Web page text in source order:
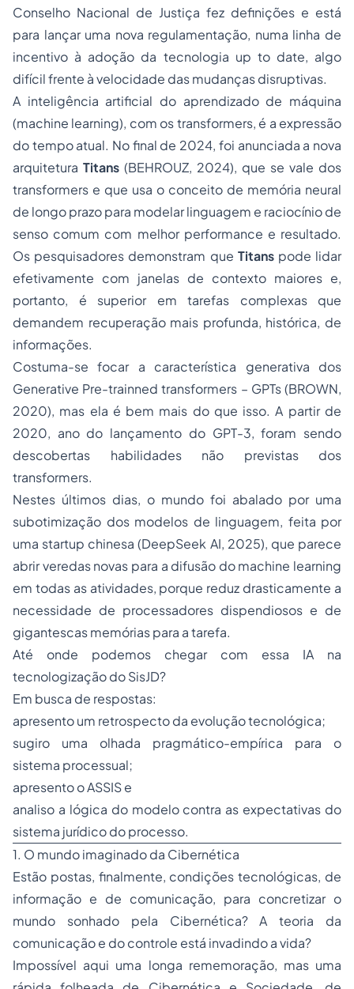
Conselho Nacional de Justiça fez definições e está
para lançar uma nova regulamentação, numa linha de
incentivo à adoção da tecnologia up to date, algo
difícil frente à velocidade das mudanças disruptivas.
A inteligência artificial do aprendizado de máquina
(machine learning), com ostransformers, é a expressão
do tempo atual. No final de 2024, foi anunciada a nova
arquitetura Titans (BEHROUZ, 2024), que se vale dos
transformers e que usa o conceito de memória neural
de longo prazo para modelar linguagem e raciocínio de
senso comum com melhor performance e resultado.
Os pesquisadores demonstram que Titanspode lidar
efetivamente com janelas de contexto maiores e,
portanto, é superior em tarefas complexas que
demandem recuperação mais profunda, histórica, de
informações.
Costuma-se focar a característica generativa dos
Generative Pre-trainned transformers – GPTs(BROWN,
2020), mas ela é bem mais do que isso. A partir de
2020, ano do lançamento do GPT-3, foram sendo
descobertas habilidades não previstas dos
transformers.
Nestes últimos dias, o mundo foi abalado por uma
subotimização dos modelos de linguagem, feita por
uma startup chinesa (DeepSeek AI, 2025), que parece
abrir veredas novas para a difusão domachine learning
em todas as atividades, porque reduz drasticamente a
necessidade de processadores dispendiosos e de
gigantescas memórias para a tarefa.
Até onde podemos chegar com essa IA na
tecnologizaçãodo SisJD?
Em busca de respostas:
apresento um retrospecto da evolução tecnológica;
sugiro uma olhada pragmático-empírica para o
sistema processual;
apresento o ASSIS e
analiso a lógica do modelo contra as expectativas do
sistema jurídico do processo.
1. O mundo imaginado da Cibernética
Estão postas, finalmente, condições tecnológicas, de
informação e de comunicação, para concretizar o
mundo sonhado pela Cibernética? Ateoria da
comunicaçãoe do controle está invadindo a vida?
Impossível aqui uma longa rememoração, mas uma